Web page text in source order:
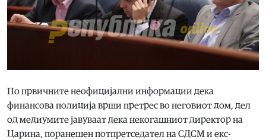
По првичните неофицијални информации дека
финансова полиција врши претрес во неговиот дом, дел
од медиумите јавуваат дека некогашниот директор на
Царина, поранешен потпретседател на СДСМ и екс-